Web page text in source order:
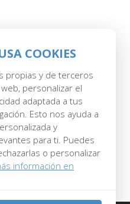
COOKIES
propias y de terceros
personalizar el
adaptada a tus
Esto nos ayuda a
y
para ti. Puedes
o personalizar
información en